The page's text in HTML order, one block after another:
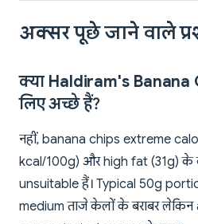
अक्सर पूछे जाने वाले
क्या Haldiram's
लिए अच्छे हैं?
नहीं, banana chips extreme
kcal/100g) और high fat (31g) के
unsuitable हैं। Typical 50g
medium ताजे केलों के बराबर